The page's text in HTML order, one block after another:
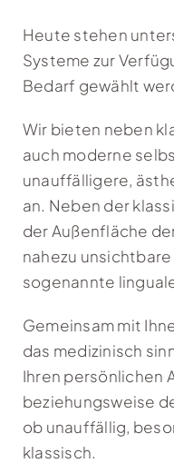
Heute stehen
Systeme zur
Bedarf gewählt
Wir bieten neben
auch moderne
unauffälligere,
an. Neben der
der Außenfläche
nahezu
sogenannte
Gemeinsam mit
das medizinisch
Ihren persönlichen
beziehungsweise
ob unauffällig,
klassisch.